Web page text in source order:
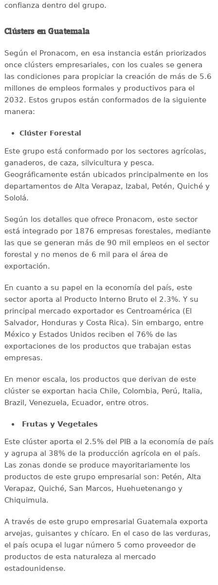
confianza dentro del grupo.
Clústers en Guatemala
Según el Pronacom, en esa instancia están priorizados
once clústers empresariales, con los cuales se genera
las condiciones para propiciar la creación de más de 5.6
millones de empleos formales y productivos para el
2032. Estos grupos están conformados de la siguiente
manera:
Clúster Forestal
Este grupo está conformado por los sectores agrícolas,
ganaderos, de caza, silvicultura y pesca.
Geográficamente están ubicados principalmente en los
departamentos de Alta Verapaz, Izabal, Petén, Quiché y
Sololá.
Según los detalles que ofrece Pronacom, este sector
está integrado por 1876 empresas forestales, mediante
las que se generan más de 90 mil empleos en el sector
forestal y no menos de 6 mil para el área de
exportación.
En cuanto a su papel en la economía del país, este
sector aporta al Producto Interno Bruto el 2.3%. Y su
principal mercado exportador es Centroamérica (El
Salvador, Honduras y Costa Rica). Sin embargo, entre
México y Estados Unidos reciben el 76% de las
exportaciones de los productos que trabajan estas
empresas.
En menor escala, los productos que derivan de este
clúster se exportan hacia Chile, Colombia, Perú, Italia,
Brazil, Venezuela, Ecuador, entre otros.
Frutas y Vegetales
Este clúster aporta el 2.5% del PIB a la economía de país
y agrupa al 38% de la producción agrícola en el país.
Las zonas donde se produce mayoritariamente los
productos de este grupo empresarial son: Petén, Alta
Verapaz, Quiché, San Marcos, Huehuetenango y
Chiquimula.
A través de este grupo empresarial Guatemala exporta
arvejas, guisantes y chícaro. En el caso de las verduras,
el país ocupa el lugar número 5 como proveedor de
productos de esta naturaleza al mercado
estadounidense.